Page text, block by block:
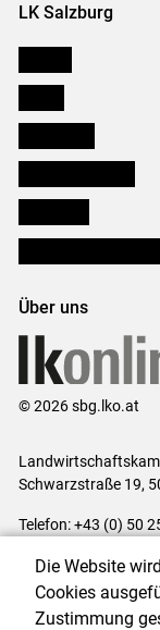
LK Salzburg
Über uns
© 2026 sbg.lko.at
Schwarzstraße 19,
Telefon: +43 (0) 50
Impressum|Kontakt
Cookie-Einstellungen
Die Website
Cookies
Zustimmung